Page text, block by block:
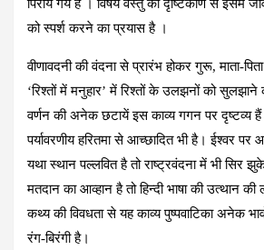
पिरोये गये हैं । विषय वस्तु की दृष्टिकोण से इसमें
को स्पर्श करने का प्रयास है ।
वीणावदनी की वंदना से प्रारंभ होकर गुरू, माता-
‘रिश्तों में मनुहार’ में रिश्तों के उलझनों को
वर्णन की अनेक छटायें इस काव्य गगन पर दृष्टव्य
पर्यावरणीय हरितमा से आच्छादित भी है। ईश्वर पर
यथा स्थान पल्लवित है तो राष्ट्रवंदना में भी सिर
मतदान का आव्हान है तो हिन्दी भाषा की उत्थान
कथ्य की विवधता से यह काव्य पुष्पवाटिका अनेक
रंग-बिरंगी है।